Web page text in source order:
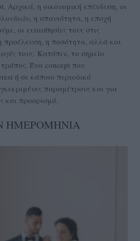
Αρχικά, η οικονομική επένδυση, οι
η σπανιότητα, η εποχή
οι ευαισθησίες τους στις
προέλευση, η ποσότητα, αλλά και
τους. Κατόπιν, το σημείο
τρόπος. Ένα concept που
ή σε κάποιο περιοδικό
παραμέτρους και για
και προορισμό.
ΗΜΕΡΟΜΗΝΙΑ